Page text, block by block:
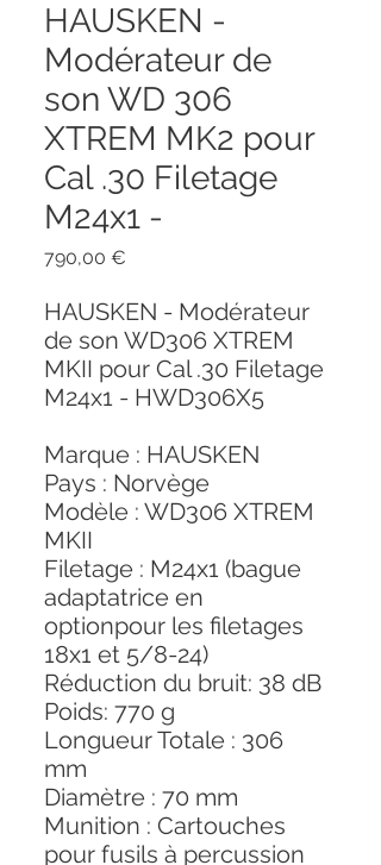
HAUSKEN -
Modérateur de
son WD 306
XTREM MK2 pour
Cal .30 Filetage
M24x1 -
790,00 €
HAUSKEN - Modérateur
de son WD306 XTREM
MKII pour Cal .30 Filetage
M24x1 - HWD306X5
Marque : HAUSKEN
Pays : Norvège
Modèle : WD306 XTREM
MKII
Filetage : M24x1 (bague
adaptatrice en
optionpour les filetages
18x1 et 5/8-24)
Réduction du bruit: 38 dB
Poids: 770 g
Longueur Totale : 306
mm
Diamètre : 70 mm
Munition : Cartouches
pour fusils à percussion